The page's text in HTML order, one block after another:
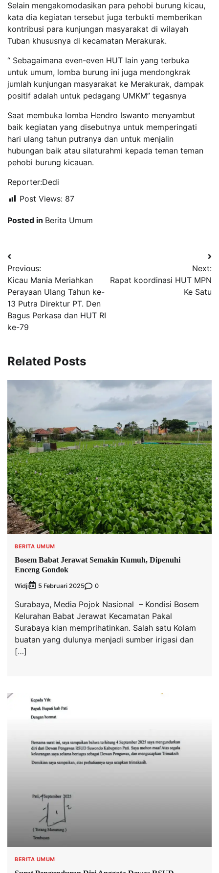
Selain mengakomodasikan para pehobi burung kicau,
kata dia kegiatan tersebut juga terbukti memberikan
kontribusi para kunjungan masyarakat di wilayah
Tuban khususnya di kecamatan Merakurak.
“ Sebagaimana even-even HUT lain yang terbuka
untuk umum, lomba burung ini juga mendongkrak
jumlah kunjungan masyarakat ke Merakurak, dampak
positif adalah untuk pedagang UMKM” tegasnya
Saat membuka lomba Hendro Iswanto menyambut
baik kegiatan yang disebutnya untuk memperingati
hari ulang tahun putranya dan untuk menjalin
hubungan baik atau silaturahmi kepada teman teman
pehobi burung kicauan.
Reporter:Dedi
Post Views: 87
Posted in Berita Umum
Navigasi
pos
Previous:
Kicau Mania Meriahkan
Perayaan Ulang Tahun ke-
13 Putra Direktur PT. Den
Bagus Perkasa dan HUT RI
ke-79
Next:
Rapat koordinasi HUT MPN
Ke Satu
Related Posts
BERITA UMUM
Bosem Babat Jerawat Semakin Kumuh, Dipenuhi
Enceng Gondok
Widji 5 Februari 2025 0
Surabaya, Media Pojok Nasional – Kondisi Bosem
Kelurahan Babat Jerawat Kecamatan Pakal
Surabaya kian memprihatinkan. Salah satu Kolam
buatan yang dulunya menjadi sumber irigasi dan
[…]
BERITA UMUM